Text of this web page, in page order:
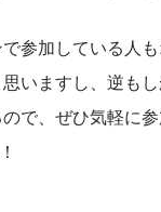
参加している人
いますし、逆もし
で、ぜひ気軽に